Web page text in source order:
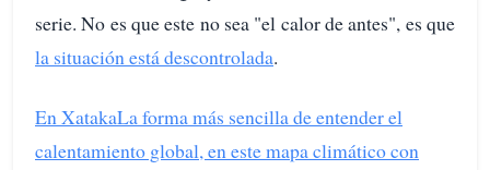
serie. No es que este no sea "el calor de antes", es que
la situación está descontrolada.
En XatakaLa forma más sencilla de entender el
calentamiento global, en este mapa climático con